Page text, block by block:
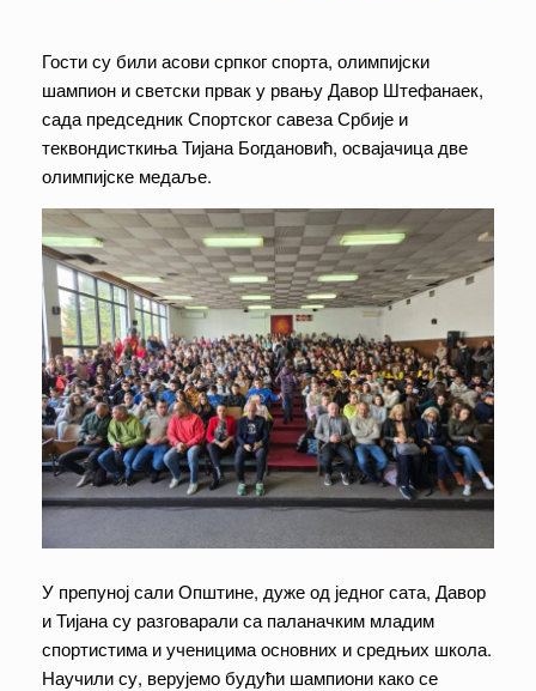
Гости су били асови српког спорта, олимпијски
шампион и светски првак у рвању Давор Штефанаек,
сада председник Спортског савеза Србије и
теквондисткиња Тијана Богдановић, освајачица две
олимпијске медаље.
У препуној сали Општине, дуже од једног сата, Давор
и Тијана су разговарали са паланачким младим
спортистима и ученицима основних и средњих школа.
Научили су, верујемо будући шампиони како се